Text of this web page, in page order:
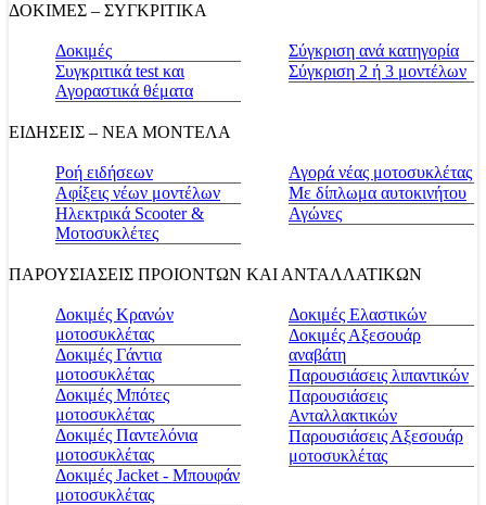
ΔΟΚΙΜΕΣ – ΣΥΓΚΡΙΤΙΚΑ
Δοκιμές
Συγκριτικά test και
Αγοραστικά θέματα
Σύγκριση ανά κατηγορία
Σύγκριση 2 ή 3 μοντέλων
ΕΙΔΗΣΕΙΣ – ΝΕΑ ΜΟΝΤΕΛΑ
Ροή ειδήσεων
Αφίξεις νέων μοντέλων
Ηλεκτρικά Scooter &
Μοτοσυκλέτες
Αγορά νέας μοτοσυκλέτας
Με δίπλωμα αυτοκινήτου
Αγώνες
ΠΑΡΟΥΣΙΑΣΕΙΣ ΠΡΟΙΟΝΤΩΝ ΚΑΙ ΑΝΤΑΛΛΑΤΙΚΩΝ
Δοκιμές Κρανών
μοτοσυκλέτας
Δοκιμές Γάντια
μοτοσυκλέτας
Δοκιμές Μπότες
μοτοσυκλέτας
Δοκιμές Παντελόνια
μοτοσυκλέτας
Δοκιμές Jacket - Μπουφάν
μοτοσυκλέτας
Δοκιμές Ελαστικών
Δοκιμές Αξεσουάρ
αναβάτη
Παρουσιάσεις λιπαντικών
Παρουσιάσεις
Ανταλλακτικών
Παρουσιάσεις Αξεσουάρ
μοτοσυκλέτας